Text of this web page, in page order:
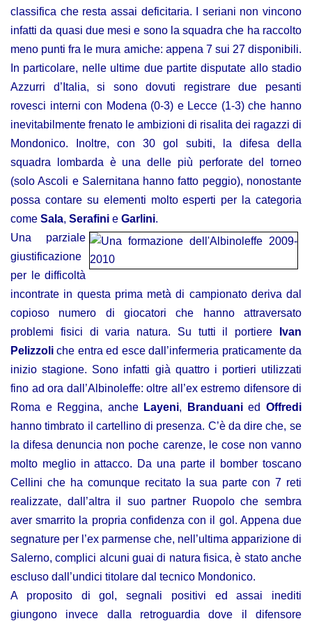
classifica che resta assai deficitaria. I seriani non vincono
infatti da quasi due mesi e sono la squadra che ha raccolto
meno punti fra le mura amiche: appena 7 sui 27 disponibili.
In particolare, nelle ultime due partite disputate allo stadio
Azzurri d’Italia, si sono dovuti registrare due pesanti
rovesci interni con Modena (0-3) e Lecce (1-3) che hanno
inevitabilmente frenato le ambizioni di risalita dei ragazzi di
Mondonico. Inoltre, con 30 gol subiti, la difesa della
squadra lombarda è una delle più perforate del torneo
(solo Ascoli e Salernitana hanno fatto peggio), nonostante
possa contare su elementi molto esperti per la categoria
come Sala, Serafini e Garlini.
Una parziale
giustificazione
per le difficoltà
incontrate in questa prima metà di campionato deriva dal
copioso numero di giocatori che hanno attraversato
problemi fisici di varia natura. Su tutti il portiere
Ivan
Pelizzoli che entra ed esce dall’infermeria praticamente da
inizio stagione. Sono infatti già quattro i portieri utilizzati
fino ad ora dall’Albinoleffe: oltre all’ex estremo difensore di
Roma e Reggina, anche Layeni, BranduaniedOffredi
hanno timbrato il cartellino di presenza. C’è da dire che, se
la difesa denuncia non poche carenze, le cose non vanno
molto meglio in attacco. Da una parte il bomber toscano
Cellini che ha comunque recitato la sua parte con 7 reti
realizzate, dall’altra il suo partner Ruopolo che sembra
aver smarrito la propria confidenza con il gol. Appena due
segnature per l’ex parmense che, nell’ultima apparizione di
Salerno, complici alcuni guai di natura fisica, è stato anche
escluso dall’undici titolare dal tecnico Mondonico.
A proposito di gol, segnali positivi ed assai inediti
giungono invece dalla retroguardia dove il difensore